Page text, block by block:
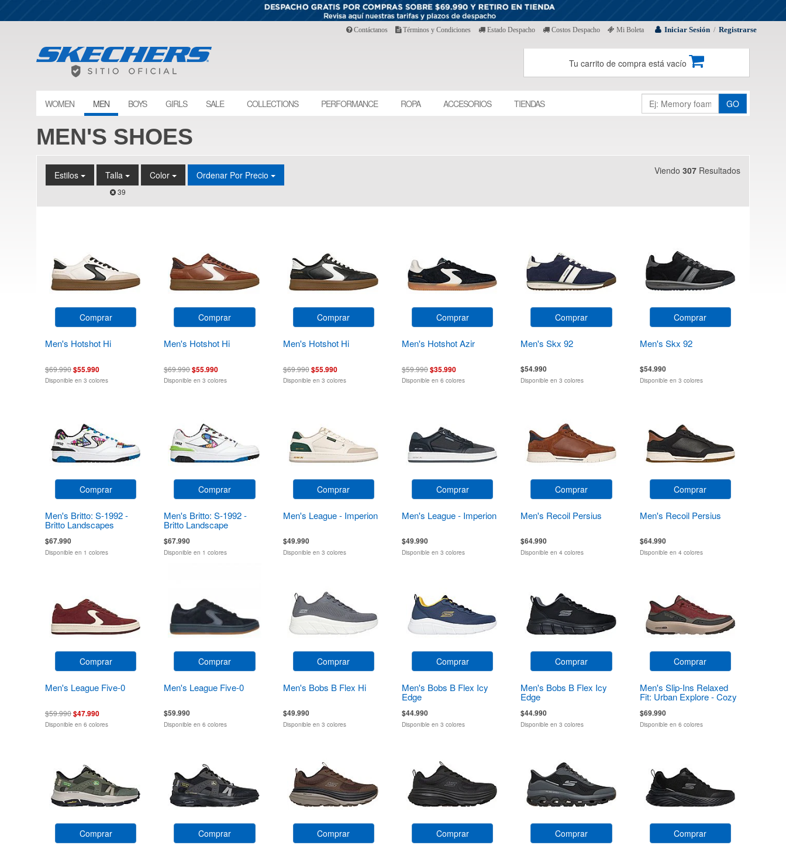
Iniciar Sesión / Registrarse
Contáctanos Términos y Condiciones Estado Despacho Costos Despacho Mi Boleta
Tu carrito de compra está vacío
WOMEN MEN BOYS GIRLS SALE COLLECTIONS PERFORMANCE ROPA ACCESORIOS TIENDAS GO
MEN'S SHOES
Estilos Talla
39
Color Ordenar Por Precio Viendo 307 Resultados
Comprar
Men's Hotshot Hi
$69.990$55.990
Disponible en 3 colores
Comprar
Men's Hotshot Hi
$69.990$55.990
Disponible en 3 colores
Comprar
Men's Hotshot Hi
$69.990$55.990
Disponible en 3 colores
Comprar
Men's Hotshot Azir
$59.990$35.990
Disponible en 6 colores
Comprar
Men's Skx 92
$54.990
Disponible en 3 colores
Comprar
Men's Skx 92
$54.990
Disponible en 3 colores
Comprar
Men's Britto: S-1992 -
Britto Landscapes
$67.990
Disponible en 1 colores
Comprar
Men's Britto: S-1992 -
Britto Landscape
$67.990
Disponible en 1 colores
Comprar
Men's League - Imperion
$49.990
Disponible en 3 colores
Comprar
Men's League - Imperion
$49.990
Disponible en 3 colores
Comprar
Men's Recoil Persius
$64.990
Disponible en 4 colores
Comprar
Men's Recoil Persius
$64.990
Disponible en 4 colores
Comprar
Men's League Five-0
$59.990$47.990
Disponible en 6 colores
Comprar
Men's League Five-0
$59.990
Disponible en 6 colores
Comprar
Men's Bobs B Flex Hi
$49.990
Disponible en 3 colores
Comprar
Men's Bobs B Flex Icy
Edge
$44.990
Disponible en 3 colores
Comprar
Men's Bobs B Flex Icy
Edge
$44.990
Disponible en 3 colores
Comprar
Men's Slip-Ins Relaxed
Fit: Urban Explore - Cozy
$69.990
Disponible en 6 colores
Comprar Comprar Comprar Comprar Comprar Comprar